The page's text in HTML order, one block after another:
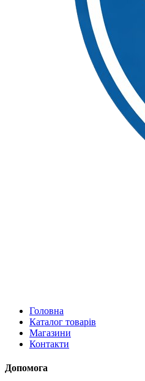
Головна
Каталог товарів
Магазини
Контакти
Допомога